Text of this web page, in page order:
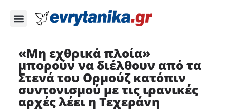
«Μη εχθρικά πλοία»
μπορούν να διέλθουν από τα
Στενά του Ορμούζ κατόπιν
συντονισμού με τις ιρανικές
αρχές λέει η Τεχεράνη